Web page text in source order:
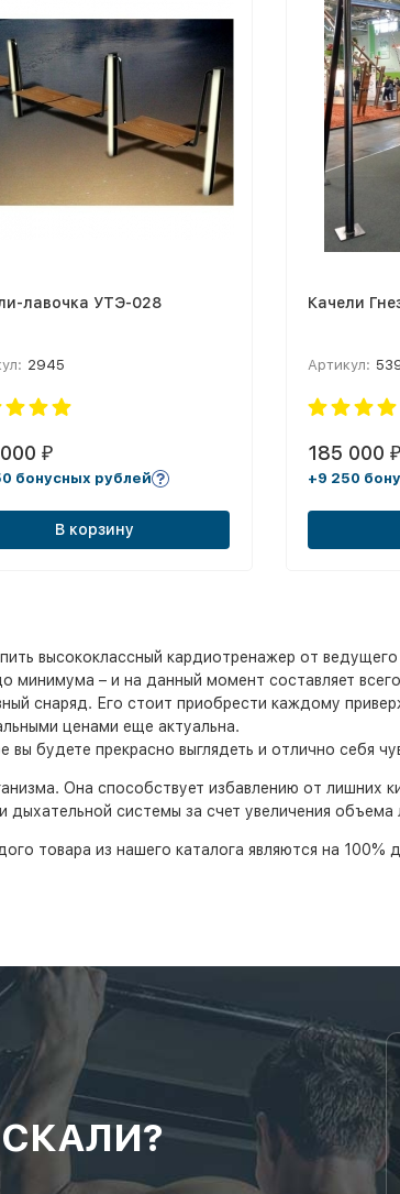
лавочка УТЭ-028
2945
₽
бонусных рублей
В корзину
Качели
Артикул:
185 000 ₽
+9 250
высококлассный кардиотренажер от
минимума – и на данный момент составляет
снаряд. Его стоит приобрести каждому
ценами еще актуальна.
будете прекрасно выглядеть и отлично себя
Она способствует избавлению от лишних
системы за счет увеличения
товара из нашего каталога являются на